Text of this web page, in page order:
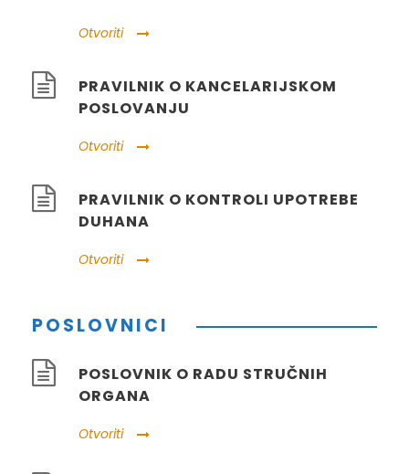
Otvoriti
PRAVILNIK O KANCELARIJSKOM
POSLOVANJU
Otvoriti
PRAVILNIK O KONTROLI UPOTREBE
DUHANA
Otvoriti
POSLOVNICI
POSLOVNIK O RADU STRUČNIH
ORGANA
Otvoriti